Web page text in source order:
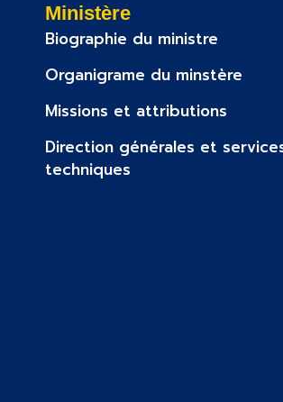
Ministère
Biographie du ministre
Organigrame du minstère
Missions et attributions
Direction générales et
techniques